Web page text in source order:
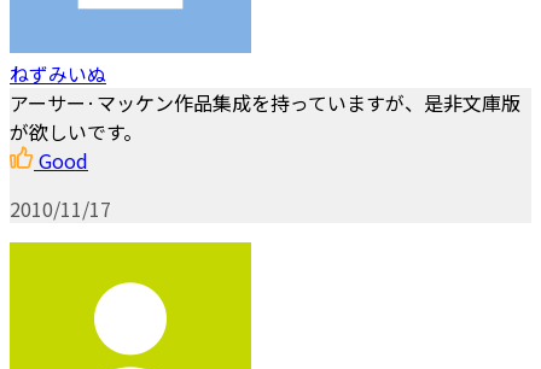
ねずみいぬ
アーサー·マッケン作品集成を持っていますが、是非文庫版
が欲しいです。
Good
2010/11/17